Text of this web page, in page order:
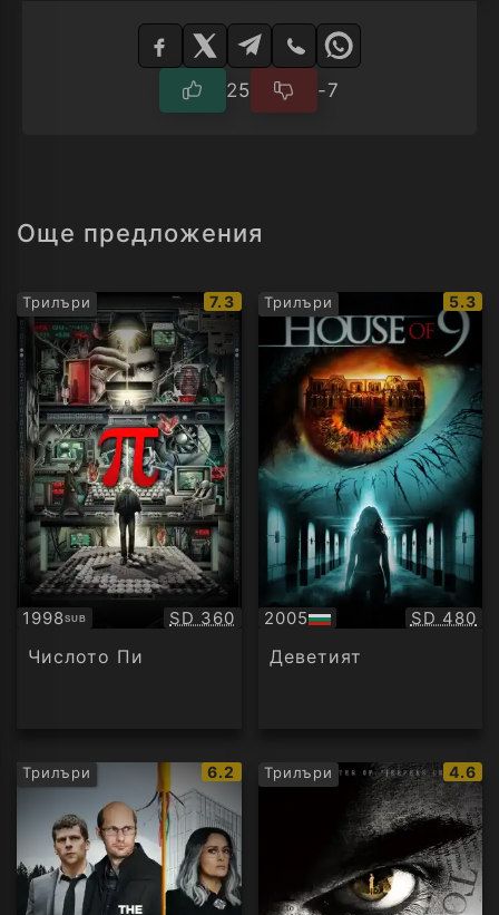
Изберете
25 -7
Още предложения
Трилъри
IMDb
рейтинг:
7.3
1998SUB
Субтитри Качество:
SD 360
Числото Пи
Трилъри
IMDb
5.3
2005
БГ
аудио
SD 480
Деветият
Трилъри
IMDb
рейтинг:
6.2 Трилъри
IMDb
4.6